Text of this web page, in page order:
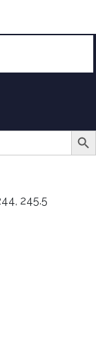
Search
245.5